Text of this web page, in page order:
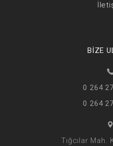
BİZE
0 264
0 264
Tığcılar Mah.